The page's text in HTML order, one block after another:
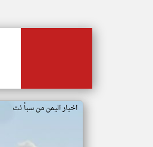
اخبار اليمن من سبأ نت